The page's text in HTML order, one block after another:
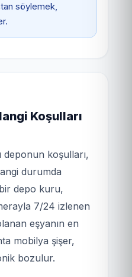
söylemek,
Koşulları
deponun koşulları,
durumda
bir depo kuru,
7/24 izlenen
eşyanın en
mobilya şişer,
bozulur.